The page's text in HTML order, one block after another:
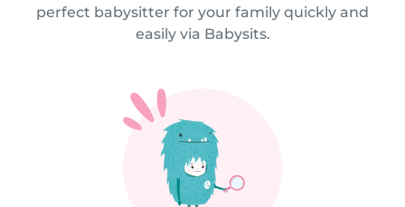
perfect babysitter for your family quickly and
easily via Babysits.